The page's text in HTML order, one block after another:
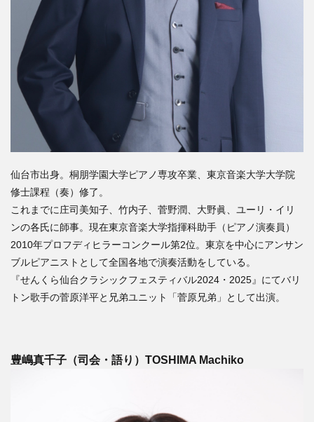
仙台市出身。桐朋学園大学ピアノ専攻卒業、東京音楽大学大学院
修士課程（奏）修了。
これまでに庄司美知子、竹内子、菅野潤、大野眞、ユーリ・イリ
ンの各氏に師事。現在東京音楽大学指揮科助手（ピアノ演奏員）
2010年プロフディヒラーコンクール第2位。東京を中心にアンサン
ブルピアニストとして全国各地で演奏活動をしている。
『せんくら仙台クラシックフェスティバル2024・2025』にてバリ
トン歌手の菅原洋平と兄弟ユニット「菅原兄弟」として出演。
豊嶋真千子（司会・語り）TOSHIMA Machiko